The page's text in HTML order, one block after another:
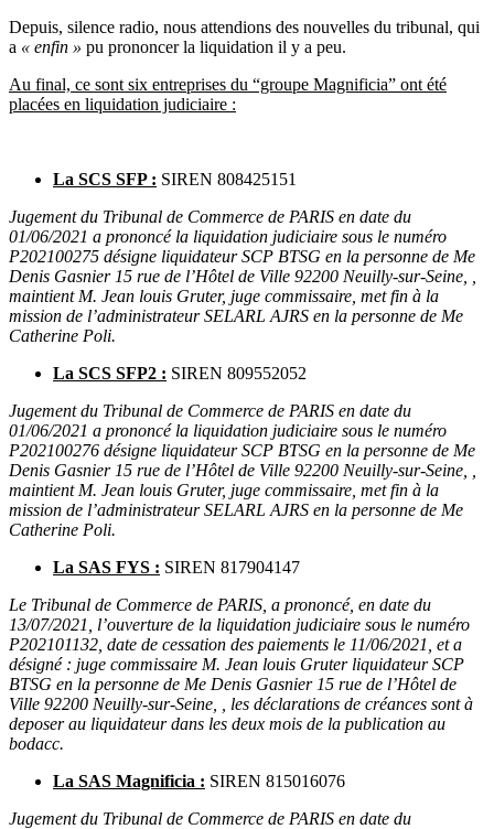
Depuis, silence radio, nous attendions des nouvelles du tribunal, qui
a « enfin » pu prononcer la liquidation il y a peu.
Au final, ce sont six entreprises du “groupe Magnificia” ont été
placées en liquidation judiciaire :
La SCS SFP : SIREN 808425151
Jugement du Tribunal de Commerce de PARIS en date du
01/06/2021 a prononcé la liquidation judiciaire sous le numéro
P202100275 désigne liquidateur SCP BTSG en la personne de Me
Denis Gasnier 15 rue de l’Hôtel de Ville 92200 Neuilly-sur-Seine, ,
maintient M. Jean louis Gruter, juge commissaire, met fin à la
mission de l’administrateur SELARL AJRS en la personne de Me
Catherine Poli.
La SCS SFP2 : SIREN 809552052
Jugement du Tribunal de Commerce de PARIS en date du
01/06/2021 a prononcé la liquidation judiciaire sous le numéro
P202100276 désigne liquidateur SCP BTSG en la personne de Me
Denis Gasnier 15 rue de l’Hôtel de Ville 92200 Neuilly-sur-Seine, ,
maintient M. Jean louis Gruter, juge commissaire, met fin à la
mission de l’administrateur SELARL AJRS en la personne de Me
Catherine Poli.
La SAS FYS : SIREN 817904147
Le Tribunal de Commerce de PARIS, a prononcé, en date du
13/07/2021, l’ouverture de la liquidation judiciaire sous le numéro
P202101132, date de cessation des paiements le 11/06/2021, et a
désigné : juge commissaire M. Jean louis Gruter liquidateur SCP
BTSG en la personne de Me Denis Gasnier 15 rue de l’Hôtel de
Ville 92200 Neuilly-sur-Seine, , les déclarations de créances sont à
deposer au liquidateur dans les deux mois de la publication au
bodacc.
La SAS Magnificia : SIREN 815016076
Jugement du Tribunal de Commerce de PARIS en date du